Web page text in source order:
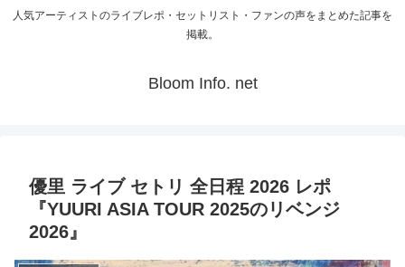
人気アーティストのライブレポ・セットリスト・ファンの声をまとめた記事を
掲載。
Bloom Info. net
優里 ライブ セトリ 全日程 2026 レポ
『YUURI ASIA TOUR 2025のリベンジ
2026』